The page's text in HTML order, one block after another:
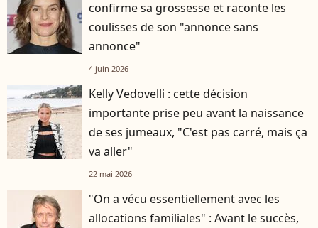
confirme sa grossesse et raconte les
coulisses de son "annonce sans
annonce"
4 juin 2026
Kelly Vedovelli : cette décision
importante prise peu avant la naissance
de ses jumeaux, "C'est pas carré, mais ça
va aller"
22 mai 2026
"On a vécu essentiellement avec les
allocations familiales" : Avant le succès,